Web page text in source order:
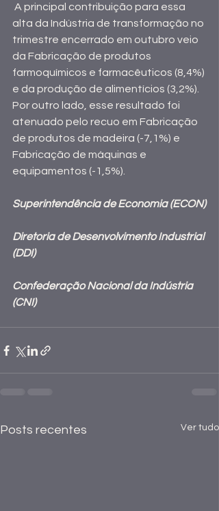
alta da Indústria de transformação no
trimestre encerrado em outubro veio
da Fabricação de produtos
farmoquímicos e farmacêuticos (8,4%)
e da produção de alimentícios (3,2%).
Por outro lado, esse resultado foi
atenuado pelo recuo em Fabricação
de produtos de madeira (-7,1%) e
Fabricação de máquinas e
equipamentos (-1,5%).
Superintendência de Economia (ECON)
Diretoria de Desenvolvimento Industrial
(DDI)
Confederação Nacional da Indústria
(CNI)
Posts recentes Ver tudo